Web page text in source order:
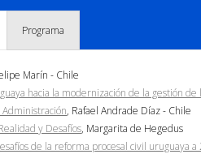
Programa
Marín - Chile
hacia la modernización de la gestión de
, Rafael Andrade Díaz - Chile
y Desafíos, Margarita de Hegedus
de la reforma procesal civil uruguaya